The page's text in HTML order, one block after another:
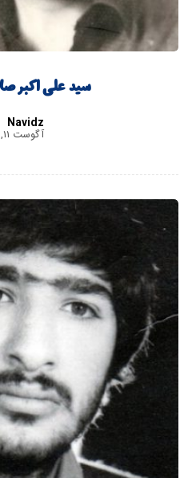
سید علی اکبر
Navidz
آگوست ۱۱, ۲۰۲۰